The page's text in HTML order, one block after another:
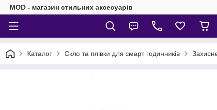
MOD - магазин стильних аксесуарів
Каталог Скло та плівки для смарт годинників